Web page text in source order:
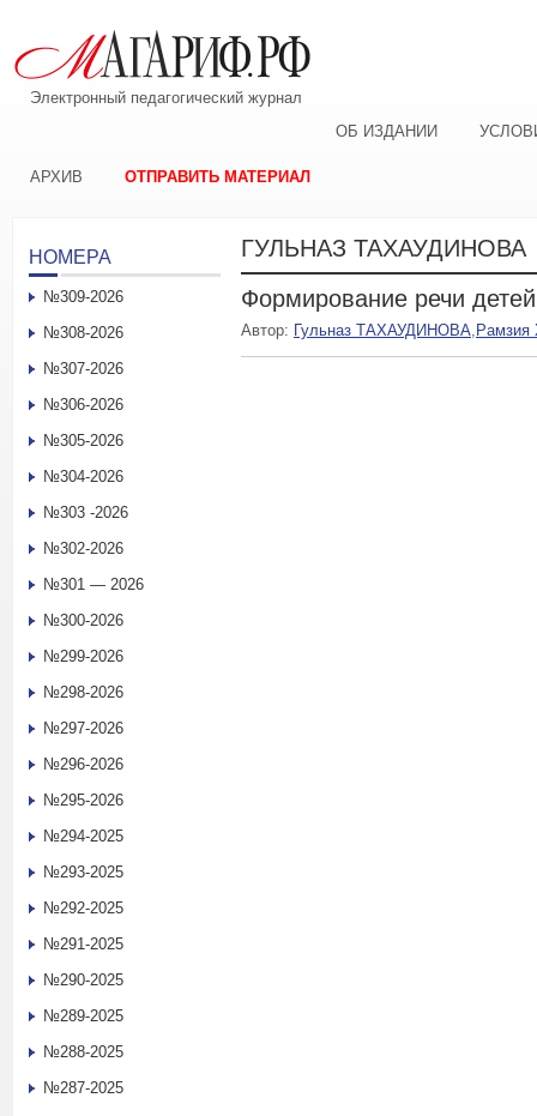
Электронный педагогический журнал
ОБ ИЗДАНИИ
АРХИВ ОТПРАВИТЬ МАТЕРИАЛ
ГУЛЬНАЗ ТАХАУДИНОВА
Формирование речи
Автор: Гульназ ТАХАУДИНОВА,
НОМЕРА
№309-2026
№308-2026
№307-2026
№306-2026
№305-2026
№304-2026
№303 -2026
№302-2026
№301 — 2026
№300-2026
№299-2026
№298-2026
№297-2026
№296-2026
№295-2026
№294-2025
№293-2025
№292-2025
№291-2025
№290-2025
№289-2025
№288-2025
№287-2025